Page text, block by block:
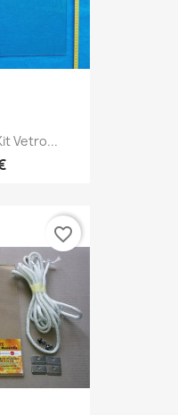
Vetro...
favorite_border